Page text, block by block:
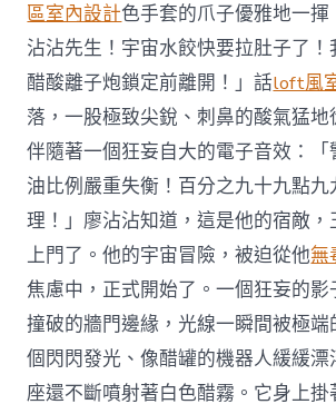
區室內設計色手套的爪子優雅地一揮
沾沾先生！宇宙水餃快要拉肚子了
醋酸離子炮鎖定前離開！」話loft風
落，一股極致尖銳、刺鼻的酸氣猛地
伴隨著一個狂妄自大的電子音效：
油比例嚴重失衡！百分之九十九點
理！」廖沾沾知道，這是他的宿敵
上門了。他的宇宙冒險，被迫從他無
焦慮中，正式開始了。一個狂妄的
撞破的牆門邊緣，光線一瞬間被極
個閃閃發光、像醋罐的機器人緩緩
座還不斷噴射著白色醋霧。它身上